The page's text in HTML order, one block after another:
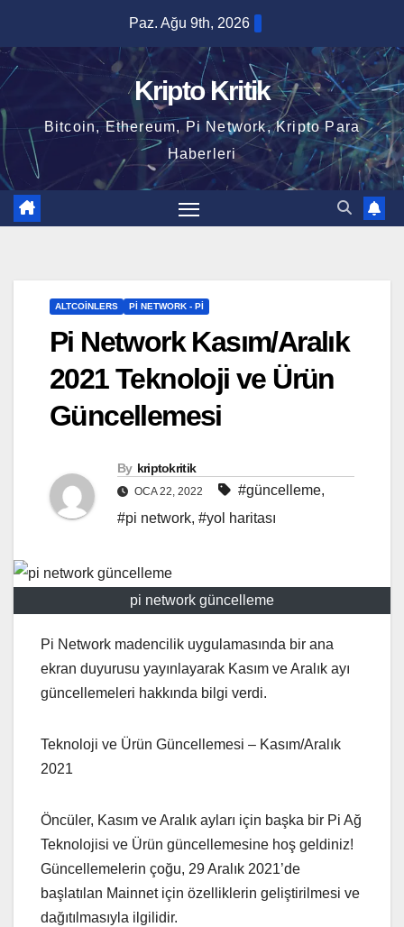
content
Paz. Ağu 9th, 2026
Kripto Kritik
Bitcoin, Ethereum, Pi Network, Kripto Para
Haberleri
ALTCOINLERS PI NETWORK - PI
Pi Network Kasım/Aralık
2021 Teknoloji ve Ürün
Güncellemesi
By kriptokritik
OCA 22, 2022 #güncelleme,
#pi network, #yol haritası
pi network güncelleme
Pi Network madencilik uygulamasında bir ana
ekran duyurusu yayınlayarak Kasım ve Aralık ayı
güncellemeleri hakkında bilgi verdi.
Teknoloji ve Ürün Güncellemesi – Kasım/Aralık
2021
Öncüler, Kasım ve Aralık ayları için başka bir Pi Ağ
Teknolojisi ve Ürün güncellemesine hoş geldiniz!
Güncellemelerin çoğu, 29 Aralık 2021’de
başlatılan Mainnet için özelliklerin geliştirilmesi ve
dağıtılmasıyla ilgilidir.